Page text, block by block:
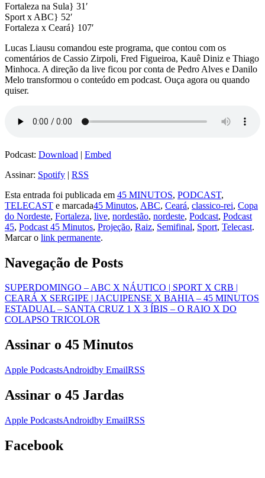
Fortaleza na Sula} 31′
Sport x ABC} 52′
Fortaleza x Ceará} 107′
Lucas Liausu comandou este programa, que contou com os
comentários de Cassio Zirpoli, Fred Figueiroa, Kauê Diniz e Thiago
Minhoca. A direção da live ficou por conta de Pedro Alves e Danilo
Melo transformou o conteúdo em podcast. Ouça agora ou quando
quiser.
Podcast: Download | Embed
Assinar: Spotify | RSS
Esta entrada foi publicada em 45 MINUTOS, PODCAST,
TELECAST e marcada45 Minutos, ABC, Ceará, classico-rei, Copa
do Nordeste, Fortaleza, live, nordestão, nordeste, Podcast, Podcast
45, Podcast 45 Minutos, Projeção, Raiz, Semifinal, Sport, Telecast.
Marcar o link permanente.
Navegação de Posts
SUPERDOMINGO – ABC X NÁUTICO | SPORT X CRB |
CEARÁ X SERGIPE | JACUIPENSE X BAHIA – 45 MINUTOS
ESTADUAL – SANTA CRUZ 1 X 3 ÍBIS – O RAIO X DO
COLAPSO TRICOLOR
Assinar o 45 Minutos
Apple PodcastsAndroidby EmailRSS
Assinar o 45 Jardas
Apple PodcastsAndroidby EmailRSS
Facebook